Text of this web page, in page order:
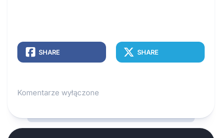
SHARE SHARE
Komentarze wyłączone